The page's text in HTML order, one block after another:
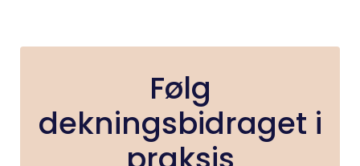
Følg
dekningsbidraget i